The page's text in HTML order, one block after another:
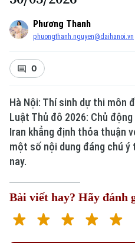
Xu hướng
Phương Thanh
phuongthanh.nguyen@daihanoi.vn
0
Hà Nội: Thí sinh dự thi môn
Luật Thủ đô 2026: Chủ
Iran khẳng định thỏa thuận
một số nội dung đáng chú
nay.
Bài viết hay? Hãy đánh